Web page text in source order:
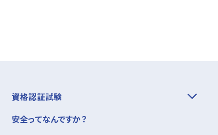
資格認証試験
安全ってなんですか？